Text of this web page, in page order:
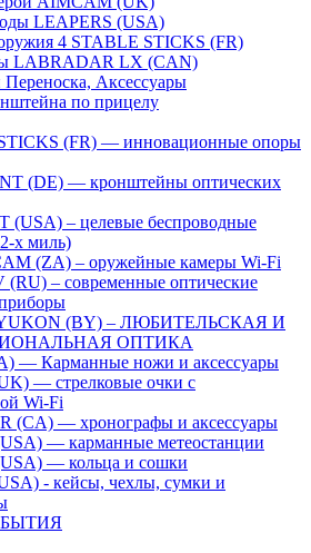
LEAPERS (USA)
4 STABLE STICKS (FR)
LABRADAR LX (CAN)
Аксессуары
по прицелу
(FR) — инновационные опоры
(DE) — кронштейны оптических
(USA) – целевые беспроводные
х миль)
(ZA) – оружейные камеры Wi-Fi
– современные оптические
(BY) – ЛЮБИТЕЛЬСКАЯ И
ОПТИКА
— Карманные ножи и аксессуары
— стрелковые очки с
Wi-Fi
(CA) — хронографы и аксессуары
— карманные метеостанции
— кольца и сошки
- кейсы, чехлы, сумки и